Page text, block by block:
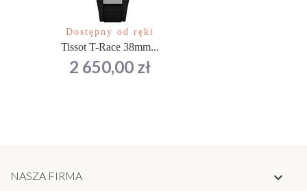
Dostępny od ręki
Tissot T-Race 38mm...
Cena
2 650,00 zł
NASZA FIRMA 